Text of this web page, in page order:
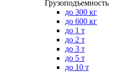
Грузоподъемность
до 300 кг
до 600 кг
до 1 т
до 2 т
до 3 т
до 5 т
до 10 т